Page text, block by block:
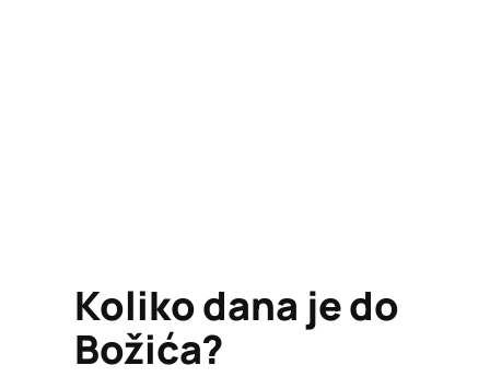
Koliko dana je do
Božića?